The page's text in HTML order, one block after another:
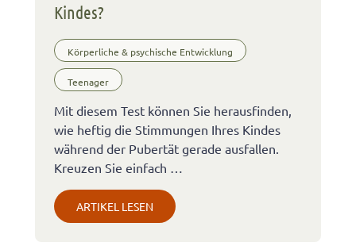
Kindes?
Körperliche & psychische Entwicklung
Teenager
Mit diesem Test können Sie herausfinden,
wie heftig die Stimmungen Ihres Kindes
während der Pubertät gerade ausfallen.
Kreuzen Sie einfach …
ARTIKEL LESEN